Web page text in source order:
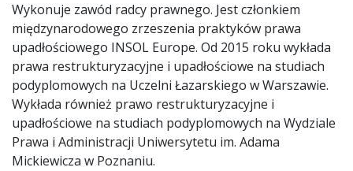
Wykonuje zawód radcy prawnego. Jest członkiem
międzynarodowego zrzeszenia praktyków prawa
upadłościowego INSOL Europe. Od 2015 roku wykłada
prawa restrukturyzacyjne i upadłościowe na studiach
podyplomowych na Uczelni Łazarskiego w Warszawie.
Wykłada również prawo restrukturyzacyjne i
upadłościowe na studiach podyplomowych na Wydziale
Prawa i Administracji Uniwersytetu im. Adama
Mickiewicza w Poznaniu.